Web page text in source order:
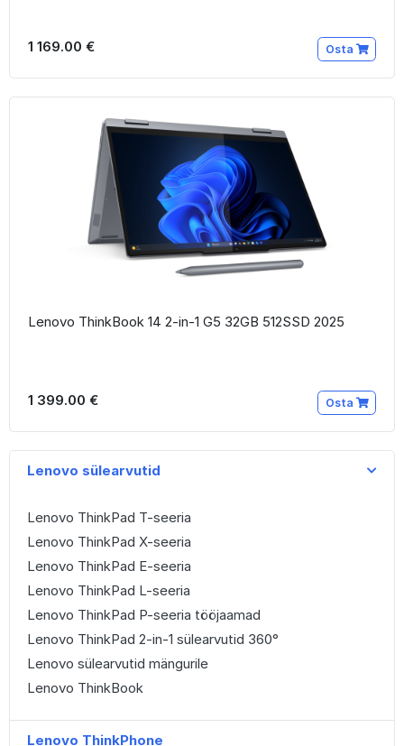
1 169.00 € Osta
Lenovo ThinkBook 14 2-in-1 G5 32GB 512SSD 2025
1 399.00 € Osta
Lenovo sülearvutid
Lenovo ThinkPad T-seeria
Lenovo ThinkPad X-seeria
Lenovo ThinkPad E-seeria
Lenovo ThinkPad L-seeria
Lenovo ThinkPad P-seeria tööjaamad
Lenovo ThinkPad 2-in-1 sülearvutid 360°
Lenovo sülearvutid mängurile
Lenovo ThinkBook
Lenovo ThinkPhone